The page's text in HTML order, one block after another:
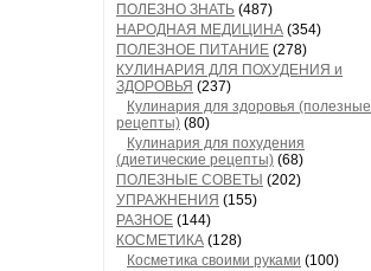
ПОЛЕЗНО ЗНАТЬ (487)
НАРОДНАЯ МЕДИЦИНА (354)
ПОЛЕЗНОЕ ПИТАНИЕ (278)
КУЛИНАРИЯ ДЛЯ ПОХУДЕНИЯ и
ЗДОРОВЬЯ (237)
Кулинария для здоровья (полезные
рецепты) (80)
Кулинария для похудения
(диетические рецепты) (68)
ПОЛЕЗНЫЕ СОВЕТЫ (202)
УПРАЖНЕНИЯ (155)
РАЗНОЕ (144)
КОСМЕТИКА (128)
Косметика своими руками (100)